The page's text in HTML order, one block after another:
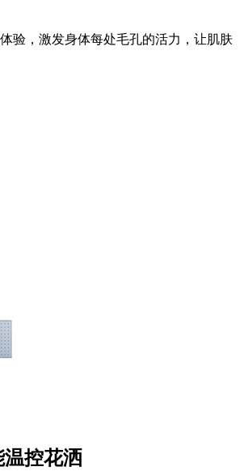
验，激发身体每处毛孔的活力，让肌肤
控花洒